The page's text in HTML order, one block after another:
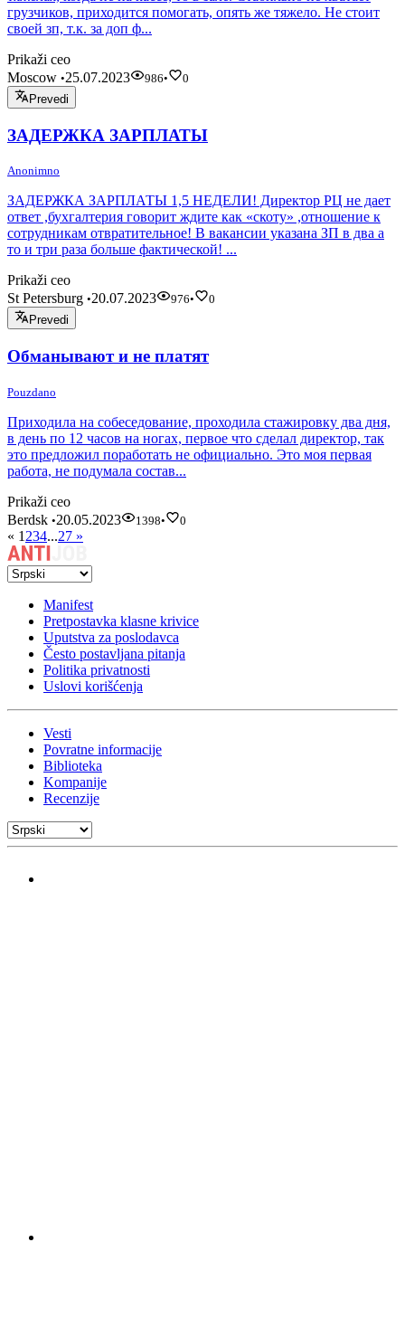
грузчиков, приходится помогать, опять же тяжело. Не стоит
своей зп, т.к. за доп ф...
Prikaži ceo
Moscow •25.07.2023 986•
0
Prevedi
ЗАДЕРЖКА ЗАРПЛАТЫ
Anonimno
ЗАДЕРЖКА ЗАРПЛАТЫ 1,5 НЕДЕЛИ! Директор РЦ не дает
ответ ,бухгалтерия говорит ждите как «скоту» ,отношение к
сотрудникам отвратительное! В вакансии указана ЗП в два а
то и три раза больше фактической! ...
Prikaži ceo
St Petersburg •20.07.2023 976•
0
Prevedi
Обманывают и не платят
Pouzdano
Приходила на собеседование, проходила стажировку два дня,
в день по 12 часов на ногах, первое что сделал директор, так
это предложил поработать не официально. Это моя первая
работа, не подумала состав...
Prikaži ceo
Berdsk •20.05.2023 1398• 0
« 1 234...27 »
Manifest
Pretpostavka klasne krivice
Uputstva za poslodavca
Često postavljana pitanja
Politika privatnosti
Uslovi korišćenja
Vesti
Povratne informacije
Biblioteka
Kompanije
Recenzije